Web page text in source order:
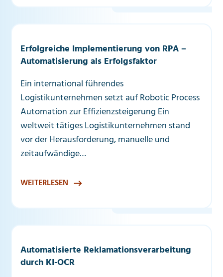
Erfolgreiche Implementierung von RPA –
Automatisierung als Erfolgsfaktor
Ein international führendes
Logistikunternehmen setzt auf Robotic Process
Automation zur Effizienzsteigerung Ein
weltweit tätiges Logistikunternehmen stand
vor der Herausforderung, manuelle und
zeitaufwändige…
WEITERLESEN
Automatisierte Reklamationsverarbeitung
durch KI-OCR